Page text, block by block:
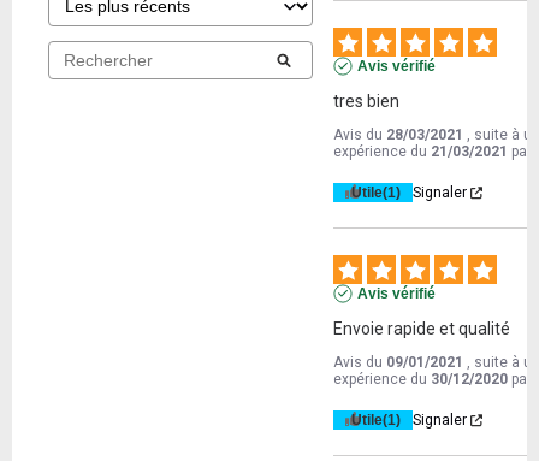
Avis vérifié
tres bien
Avis du 28/03/2021 , suite à
expérience du 21/03/2021 par
Utile(1) Signaler
Avis vérifié
Envoie rapide et qualité
Avis du 09/01/2021 , suite à
expérience du 30/12/2020 par
Utile(1) Signaler